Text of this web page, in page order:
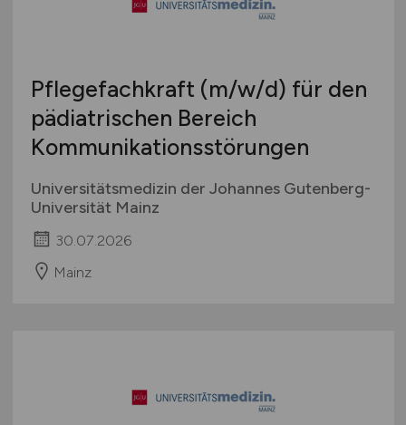
Pflegefachkraft (m/w/d) für den
pädiatrischen Bereich
Kommunikationsstörungen
Universitätsmedizin der Johannes Gutenberg-
Universität Mainz
30.07.2026
Mainz